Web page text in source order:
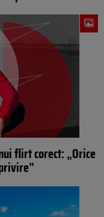
flirt corect: „Orice